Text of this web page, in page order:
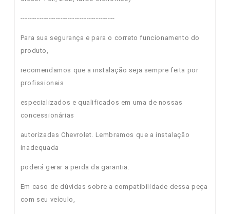
----------------------------------------
Para sua segurança e para o correto funcionamento do
produto,
recomendamos que a instalação seja sempre feita por
profissionais
especializados e qualificados em uma de nossas
concessionárias
autorizadas Chevrolet. Lembramos que a instalação
inadequada
poderá gerar a perda da garantia.
Em caso de dúvidas sobre a compatibilidade dessa peça
com seu veículo,